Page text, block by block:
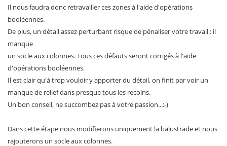
Il nous faudra donc retravailler ces zones à l'aide d'opérations
booléennes.
De plus, un détail assez perturbant risque de pénaliser votre travail : il
manque
un socle aux colonnes. Tous ces défauts seront corrigés à l'aide
d'opérations booléennes.
Il est clair qu'à trop vouloir y apporter du détail, on finit par voir un
manque de relief dans presque tous les recoins.
Un bon conseil, ne succombez pas à votre passion...:-)
Dans cette étape nous modifierons uniquement la balustrade et nous
rajouterons un socle aux colonnes.